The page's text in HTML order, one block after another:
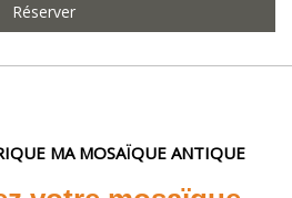
Réserver
MA MOSAÏQUE ANTIQUE